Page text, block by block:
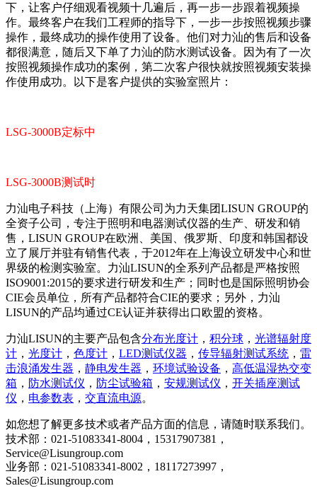
下，让客户仔细观看视频十几遍后，再一步一步跟着视频操
作。最终客户在我们工程师的指导下，一步一步按照视频步骤
操作，最终成功的操作使用了设备。他们对力汕的售后和设备
都很满意，随后又下单了力汕的防水测试设备。因为有了一次
按照视频操作成功的案例，第二次客户很快就按照视频安装操
作使用成功。以下是客户提供的实验室照片：
LSG-3000B定标中
LSG-3000B测试时
力汕电子科技（上海）有限公司为力天集团LISUN GROUP的
全资子公司，专注于照明和电器测试仪器的生产、研发和销
售，LISUN GROUP在欧洲、美国、俄罗斯、印度和韩国都设
立了展厅并驻有销售代表，于2012年在上海设立研发中心和世
界级的检测实验室。力汕LISUN的全系列产品都是严格按照
ISO9001:2015的要求进行研发和生产；同时也是国际照明协会
CIE会员单位，所有产品都符合CIE的要求；另外，力汕
LISUN的产品均通过CE认证并获得出口欧盟的资格。
力汕LISUN的主要产品包含分布光度计 ， 积分球 ， 光谱辐射度
计 ， 光度计 ， 色度计 ， LED测试仪器 ， 传导辐射测试系统 ， 雷
击浪涌发生器 ， 静电发生器 ， 环境试验设备 ， 高低温湿热交变
箱 ， 防水测试仪 ， 防尘试验箱 ， 安规测试仪 ， 开关插座测试
仪 ， 电参数表 ， 交直流电源。
如您想了解更多技术或者产品方面的信息，请随时联系我们。
技术部：021-51083341-8004，15317907381，
Service@Lisungroup.com
业务部：021-51083341-8002，18117273997，
Sales@Lisungroup.com